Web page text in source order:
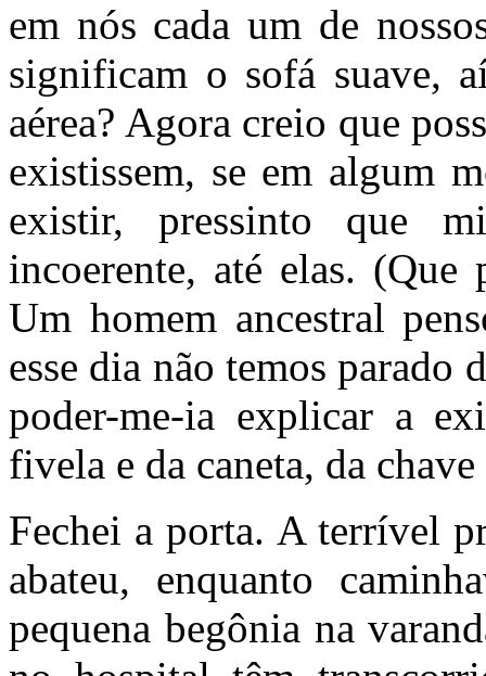
em nós cada um de
significam o sofá suave,
aérea? Agora creio que
existissem, se em algum
existir, pressinto que
incoerente, até elas. (Que
Um homem ancestral
esse dia não temos parado
poder-me-ia explicar a
fivela e da caneta, da
Fechei a porta. A terrível
abateu, enquanto
pequena begônia na